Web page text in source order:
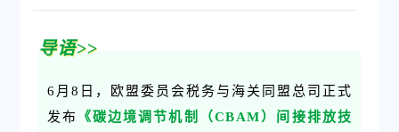
导语>>
6月8日，欧盟委员会税务与海关同盟总司正式
发布
《碳边境调节机制（CBAM）间接排放技